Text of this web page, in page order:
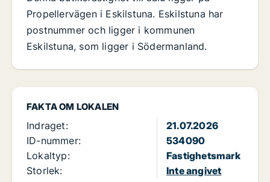
FAKTA OM LOKALEN
Indraget:
21.07.2026
ID-nummer:
534090
Lokaltyp:
Fastighetsmark
Storlek:
Inte angivet
Propellervägen i Eskilstuna. Eskilstuna har
postnummer och ligger i kommunen
Eskilstuna, som ligger i Södermanland.